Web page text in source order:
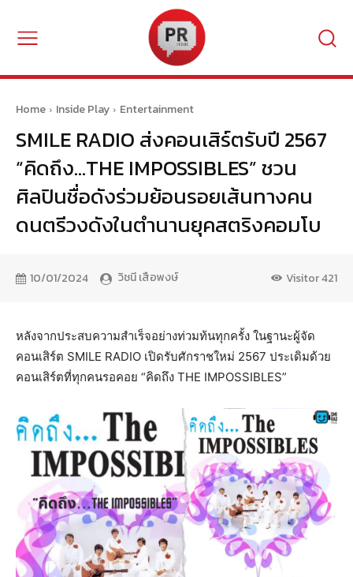
Home Inside Play Entertainment
SMILE RADIO ส่งคอนเสิร์ตรับปี 2567
“คิดถึง…THE IMPOSSIBLES” ชวน
ศิลปินชื่อดังร่วมย้อนรอยเส้นทางคน
ดนตรีวงดังในตำนานยุคสตริงคอมโบ
10/01/2024 วิชนี เสือพงษ์ Visitor421
หลังจากประสบความสำเร็จอย่างท่วมท้นทุกครั้ง ในฐานะผู้จัด
คอนเสิร์ต SMILE RADIO เปิดรับศักราชใหม่ 2567 ประเดิมด้วย
คอนเสิร์ตที่ทุกคนรอคอย “คิดถึง THE IMPOSSIBLES”